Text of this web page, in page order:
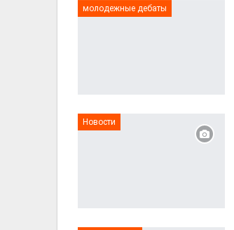
молодежные дебаты
Новости